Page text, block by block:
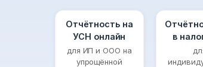
Отчётность на
УСН онлайн
для ИП и ООО на
упрощённой
в